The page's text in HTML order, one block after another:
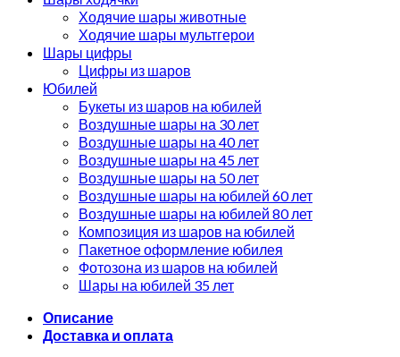
Ходячие шары животные
Ходячие шары мультгерои
Шары цифры
Цифры из шаров
Юбилей
Букеты из шаров на юбилей
Воздушные шары на 30 лет
Воздушные шары на 40 лет
Воздушные шары на 45 лет
Воздушные шары на 50 лет
Воздушные шары на юбилей 60 лет
Воздушные шары на юбилей 80 лет
Композиция из шаров на юбилей
Пакетное оформление юбилея
Фотозона из шаров на юбилей
Шары на юбилей 35 лет
Описание
Доставка и оплата